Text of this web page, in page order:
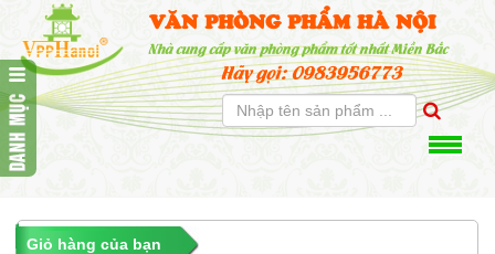
VĂN PHÒNG PHẨM HÀ NỘI
Nhà cung cấp văn phòng phẩm tốt nhất Miền Bắc
Hãy gọi: 0983956773
Giỏ hàng của bạn